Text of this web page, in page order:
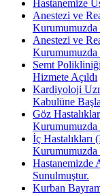
Hastanemize
Anestezi ve
Kurumumuzda
Anestezi ve
Kurumumuzda
Semt
Hizmete Açıldı
Kardiyoloji
Kabulüne
Göz
Kurumumuzda
İç
Kurumumuzda
Hastanemizde
Sunulmuştur.
Kurban